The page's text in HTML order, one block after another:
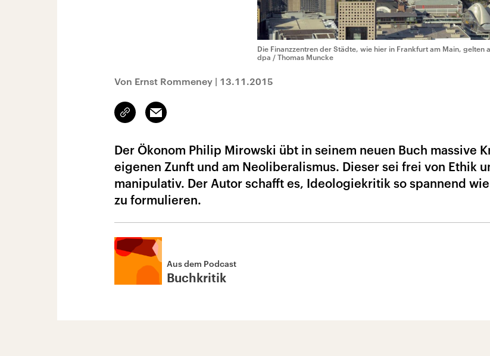
Die Finanzzentren der Städte, wie hier in Frankfurt am Main, gelten
dpa / Thomas Muncke
Von Ernst Rommeney | 13.11.2015
Link
kopieren/teilen
Email
Der Ökonom Philip Mirowski übt in seinem neuen Buch massive
eigenen Zunft und am Neoliberalismus. Dieser sei frei von Ethik
manipulativ. Der Autor schafft es, Ideologiekritik so spannend
zu formulieren.
Aus dem Podcast
Buchkritik